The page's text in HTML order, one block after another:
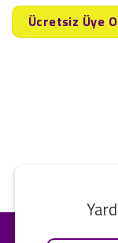
Ücretsiz Üye